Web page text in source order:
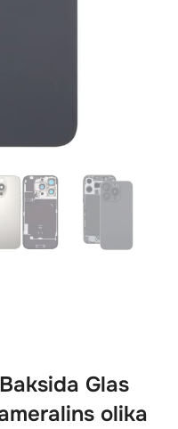
Glas
olika